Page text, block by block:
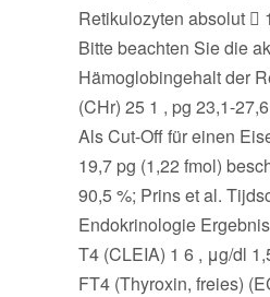
Retikulozyten absolut 
Bitte beachten Sie die
Hämoglobingehalt der
(CHr) 25 1 , pg 23,1-27,6
Als Cut-Off für einen
19,7 pg (1,22 fmol)
90,5 %; Prins et al.
Endokrinologie
T4 (CLEIA) 1 6 , μg/dl
FT4 (Thyroxin, freies)